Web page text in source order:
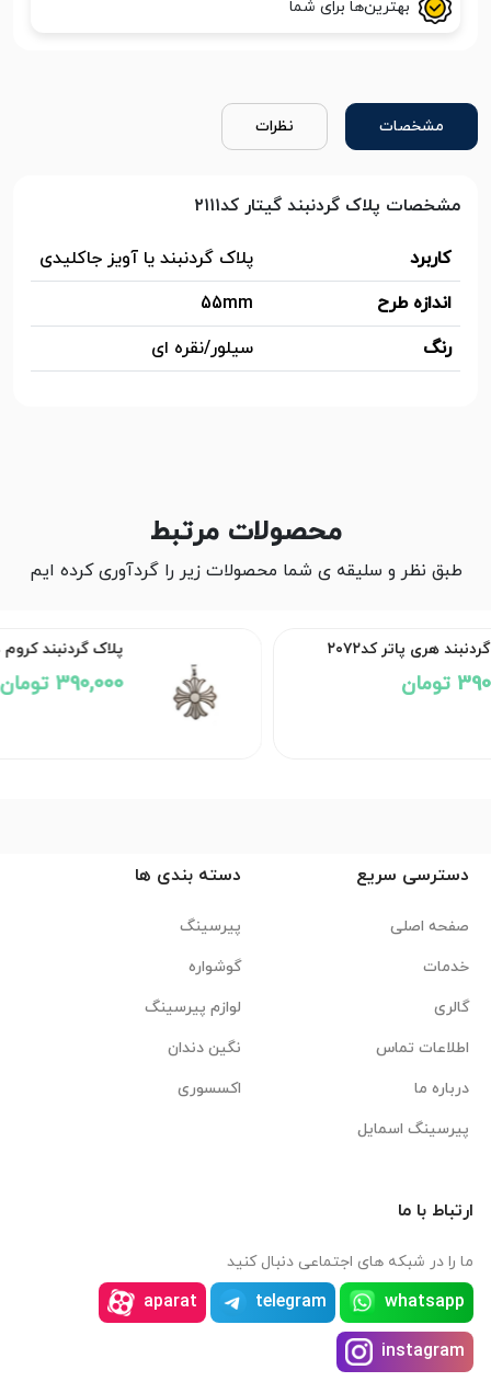
بهترین‌ها برای شما
مشخصات نظرات
مشخصات پلاک گردنبند گیتار کد۲۱۱۱
کاربرد
پلاک گردنبند یا آویز جاکلیدی
اندازه طرح
55mm
رنگ
سیلور/نقره ای
محصولات مرتبط
طبق نظر و سلیقه ی شما محصولات زیر را گردآوری کرده ایم
پلاک گردنبند کروم هارتز کد۲۰۷۱
390,000 تومان
دسترسی سریع
صفحه اصلی
خدمات
گالری
اطلاعات تماس
درباره ما
پیرسینگ اسمایل
دسته بندی ها
پیرسینگ
گوشواره
لوازم پیرسینگ
نگین دندان
اکسسوری
ارتباط با ما
ما را در شبکه های اجتماعی دنبال کنید
whatsapp
telegram
aparat
instagram